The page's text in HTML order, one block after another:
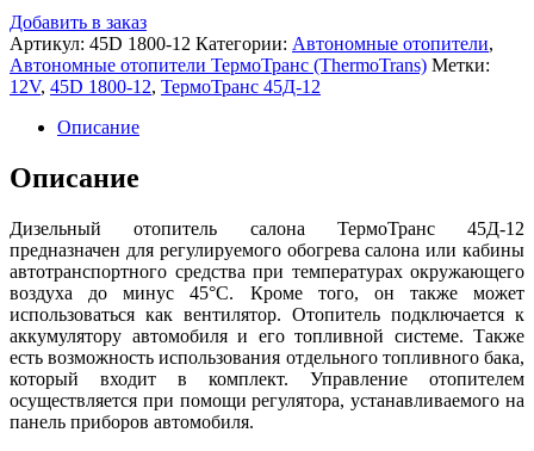
Добавить в заказ
Артикул: 45D 1800-12 Категории: Автономные отопители,
Автономные отопители ТермоТранс (ThermoTrans) Метки:
12V, 45D 1800-12, ТермоТранс 45Д-12
Описание
Описание
Дизельный отопитель салона ТермоТранс 45Д-12
предназначен для регулируемого обогрева салона или кабины
автотранспортного средства при температурах окружающего
воздуха до минус 45°С. Кроме того, он также может
использоваться как вентилятор. Отопитель подключается к
аккумулятору автомобиля и его топливной системе. Также
есть возможность использования отдельного топливного бака,
который входит в комплект. Управление отопителем
осуществляется при помощи регулятора, устанавливаемого на
панель приборов автомобиля.